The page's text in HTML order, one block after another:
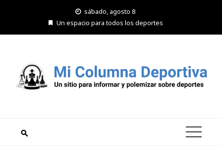
sábado, agosto 8
Un espacio para todos los deportes